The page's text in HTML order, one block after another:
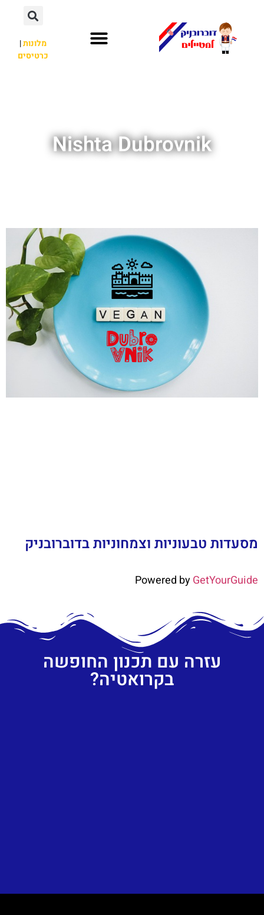
מלונות|
כרטיסים
Nishta Dubrovnik
מסעדות טבעוניות וצמחוניות בדוברובניק
Powered byGetYourGuide
עזרה עם תכנון החופשה
בקרואטיה?